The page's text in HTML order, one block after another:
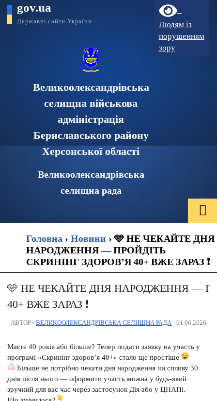
gov.ua
Державні сайти України
Великоолександрівська
селищна військова
адміністрація
Бериславського району
Херсонської області
Великоолександрівська
селищна рада
Людям із
порушенням
зору
Головна › Новини › 🩵 НЕ ЧЕКАЙТЕ ДНЯ
НАРОДЖЕННЯ — ПРОЙДІТЬ
СКРИНІНГ ЗДОРОВ’Я 40+ ВЖЕ ЗАРАЗ ❗️
🩵 НЕ ЧЕКАЙТЕ ДНЯ НАРОДЖЕННЯ —
40+ ВЖЕ ЗАРАЗ ❗️
АВТОР · ВЕЛИКООЛЕКСАНДРІВСЬКА СЕЛИЩНА РАДА · 01.06.2026
Маєте 40 років або більше? Тепер подати заявку на участь у
програмі «Скринінг здоров’я 40+» стало ще простіше
Більше не потрібно чекати дня народження чи спливу 30
днів після нього — оформити участь можна у будь-який
зручний для вас час через застосунок Дія або у ЦНАПі.